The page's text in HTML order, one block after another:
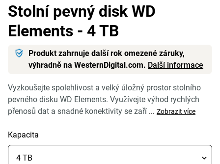
Stolní pevný disk WD
Elements - 4 TB
Produkt zahrnuje další rok omezené záruky,
výhradně na WesternDigital.com. Další informace
Vyzkoušejte spolehlivost a velký úložný prostor stolního
pevného disku WD Elements. Využívejte výhod rychlých
přenosů dat a snadné konektivity se zaří ... Zobrazit více
Kapacita